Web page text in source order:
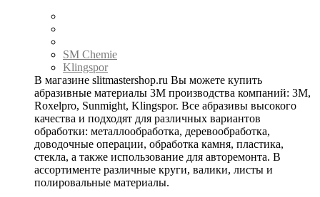
SM Chemie
Klingspor
В магазине slitmastershop.ru Вы можете купить
абразивные материалы 3М производства компаний: 3М,
Roxelpro, Sunmight, Klingspor. Все абразивы высокого
качества и подходят для различных вариантов
обработки: металлообработка, деревообработка,
доводочные операции, обработка камня, пластика,
стекла, а также использование для авторемонта. В
ассортименте различные круги, валики, листы и
полировальные материалы.